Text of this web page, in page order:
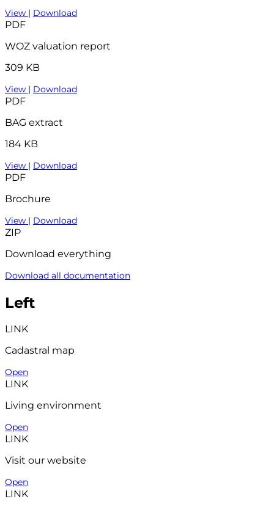
View | Download
PDF
WOZ valuation report
309 KB
View | Download
PDF
BAG extract
184 KB
View | Download
PDF
Brochure
View | Download
ZIP
Download everything
Download all documentation
Left
LINK
Cadastral map
Open
LINK
Living environment
Open
LINK
Visit our website
Open
LINK